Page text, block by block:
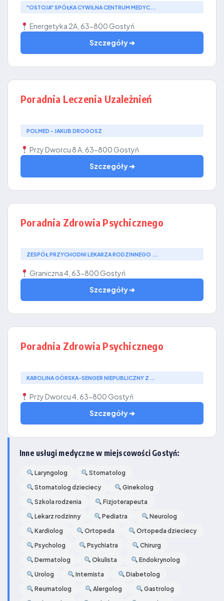
"OSTOJA" SPÓŁKA CYWILNA CENTRUM MEDYC...
Energetyka 2A, 63-800 Gostyń
Szczegóły ➔
Poradnia Leczenia Uzależnień
POLMED - JAKUB DROGOSZ
Przy Dworcu 8 A, 63-800 Gostyń
Szczegóły ➔
Poradnia Zdrowia Psychicznego
ZESPÓŁ PRZYCHODNI LEKARZA RODZINNEGO ...
Graniczna 4, 63-800 Gostyń
Szczegóły ➔
Poradnia Zdrowia Psychicznego
KAROLINA GÓRSKA-SENGER NIEPUBLICZNY Z...
Przy Dworcu 4, 63-800 Gostyń
Szczegóły ➔
Inne usługi medyczne w miejscowości Gostyń:
Laryngolog
Stomatolog
Stomatolog dzieciecy
Ginekolog
Szkola rodzenia
Fizjoterapeuta
Lekarz rodzinny
Pediatra
Neurolog
Kardiolog
Ortopeda
Ortopeda dzieciecy
Psycholog
Psychiatra
Chirurg
Dermatolog
Okulista
Endokrynolog
Urolog
Internista
Diabetolog
Reumatolog
Alergolog
Gastrolog